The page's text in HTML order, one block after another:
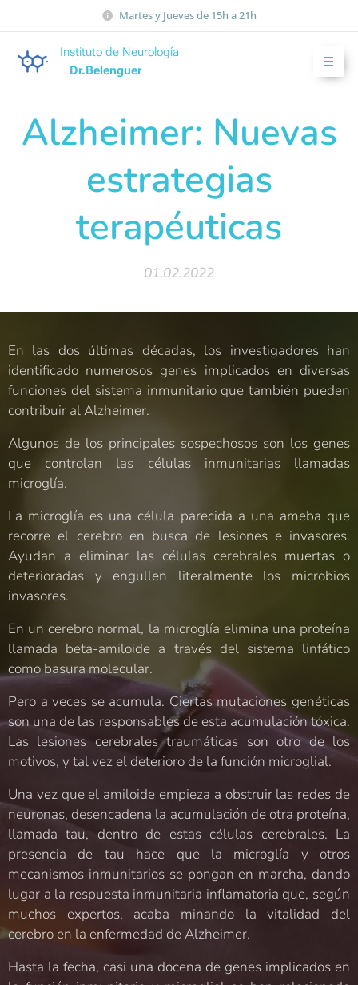
Martes y Jueves de 15h a 21h
Instituto de Neurología
Dr.Belenguer
Alzheimer: Nuevas
estrategias
terapéuticas
01.02.2022
En las dos últimas décadas, los investigadores han
identificado numerosos genes implicados en diversas
funciones del sistema inmunitario que también pueden
contribuir al Alzheimer.
Algunos de los principales sospechosos son los genes
que controlan las células inmunitarias llamadas
microglía.
La microglía es una célula parecida a una ameba que
recorre el cerebro en busca de lesiones e invasores.
Ayudan a eliminar las células cerebrales muertas o
deterioradas y engullen literalmente los microbios
invasores.
En un cerebro normal, la microglía elimina una proteína
llamada beta-amiloide a través del sistema linfático
como basura molecular.
Pero a veces se acumula. Ciertas mutaciones genéticas
son una de las responsables de esta acumulación tóxica.
Las lesiones cerebrales traumáticas son otro de los
motivos, y tal vez el deterioro de la función microglial.
Una vez que el amiloide empieza a obstruir las redes de
neuronas, desencadena la acumulación de otra proteína,
llamada tau, dentro de estas células cerebrales. La
presencia de tau hace que la microglía y otros
mecanismos inmunitarios se pongan en marcha, dando
lugar a la respuesta inmunitaria inflamatoria que, según
muchos expertos, acaba minando la vitalidad del
cerebro en la enfermedad de Alzheimer.
Hasta la fecha, casi una docena de genes implicados en